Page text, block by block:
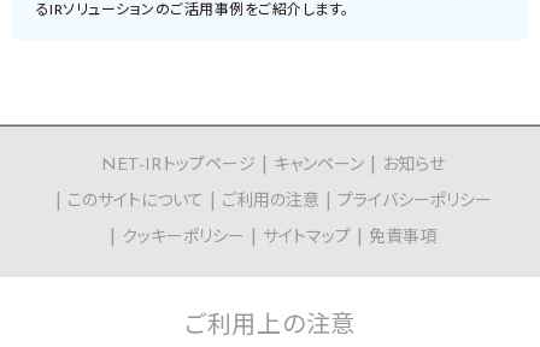
るIRソリューションのご活用事例をご紹介します。
NET-IRトップページ キャンペーン
お知らせ
このサイトについて
ご利用の注意
プライバシーポリシー
クッキーポリシー
サイトマップ 免責事項
ご利用上の注意